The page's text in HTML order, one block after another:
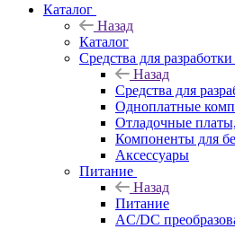
Каталог
Назад
Каталог
Средства для разработки
Назад
Средства для
Одноплатные
Отладочные
Компоненты для
Аксессуары
Питание
Назад
Питание
AC/DC